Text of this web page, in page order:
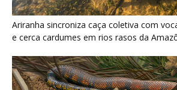
evolução dos répteis
Últimas noticias